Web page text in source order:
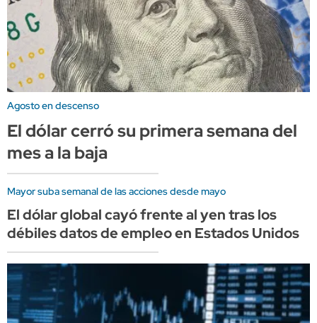
Agosto en descenso
El dólar cerró su primera semana del
mes a la baja
Mayor suba semanal de las acciones desde mayo
El dólar global cayó frente al yen tras los
débiles datos de empleo en Estados Unidos